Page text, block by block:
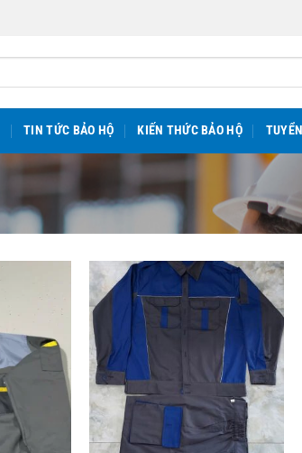
TIN TỨC BẢO HỘ KIẾN THỨC BẢO HỘ